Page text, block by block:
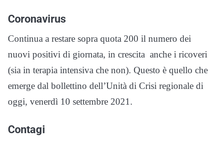
Coronavirus
Continua a restare sopra quota 200 il numero dei
nuovi positivi di giornata, in crescita anche i ricoveri
(sia in terapia intensiva che non). Questo è quello che
emerge dal bollettino dell’Unità di Crisi regionale di
oggi, venerdì 10 settembre 2021.
Contagi